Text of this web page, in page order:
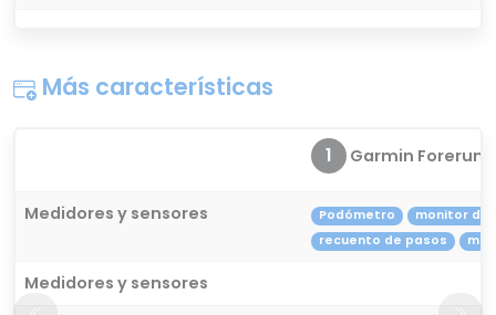
Más características
1 Garmin
Medidores y sensores Podómetro
monitor de
recuento de pasos
Medidores y sensores